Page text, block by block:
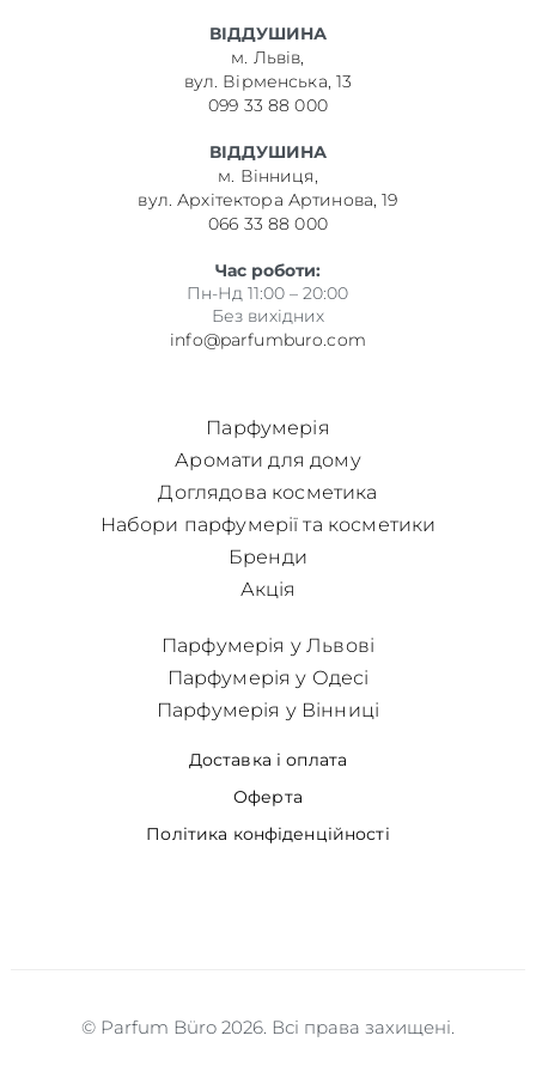
ВІДДУШИНА
м. Львів,
вул. Вірменська, 13
099 33 88 000
ВІДДУШИНА
м. Вінниця,
вул. Архітектора Артинова, 19
066 33 88 000
Час роботи:
Пн-Нд 11:00 – 20:00
Без вихідних
info@parfumburo.com
Парфумерія
Аромати для дому
Доглядова косметика
Набори парфумерії та косметики
Бренди
Акція
Доставка і оплата
Оферта
Політика конфіденційності
Парфумерія у Львові
Парфумерія у Одесі
Парфумерія у Вінниці
© Parfum Büro 2026. Всі права захищені.